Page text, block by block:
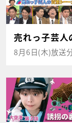
売れっ子芸
8月6日(木)放送